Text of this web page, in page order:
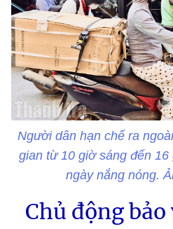
Người dân hạn chế ra
gian từ 10 giờ sáng đến
ngày nắng nóng.
Chủ động bảo